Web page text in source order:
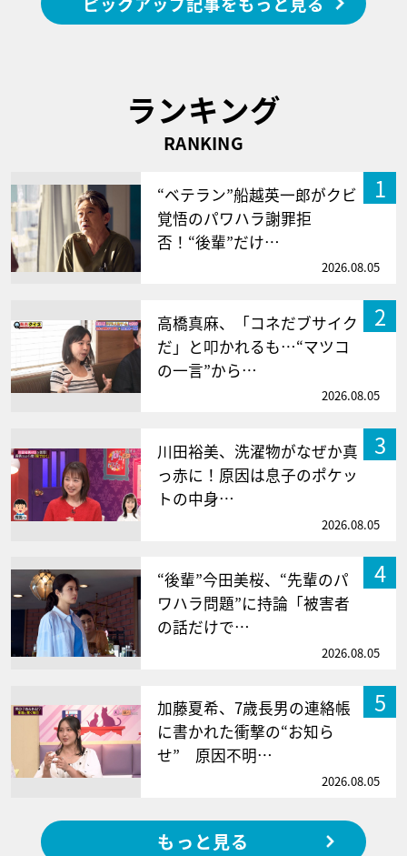
ランキング
RANKING
1
“ベテラン”船越英一郎がクビ
覚悟のパワハラ謝罪拒
否！“後輩”だけ…
2026.08.05
2
高橋真麻、「コネだブサイク
だ」と叩かれるも…“マツコ
の一言”から…
2026.08.05
3
川田裕美、洗濯物がなぜか真
っ赤に！原因は息子のポケッ
トの中身…
2026.08.05
4
“後輩”今田美桜、“先輩のパ
ワハラ問題”に持論「被害者
の話だけで…
2026.08.05
5
加藤夏希、7歳長男の連絡帳
に書かれた衝撃の“お知ら
せ” 原因不明…
2026.08.05
もっと見る